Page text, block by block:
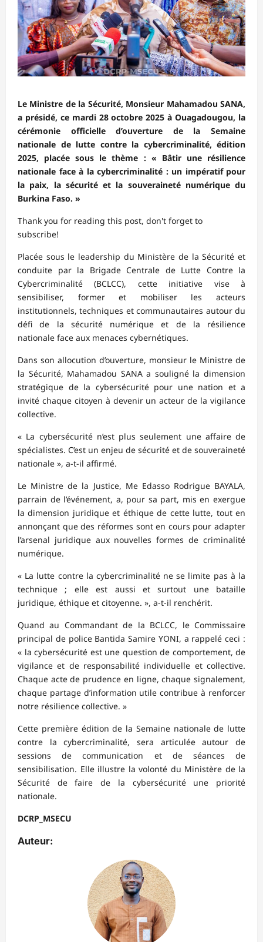
Le Ministre de la Sécurité, Monsieur Mahamadou SANA,
a présidé, ce mardi 28 octobre 2025 à Ouagadougou, la
cérémonie officielle d’ouverture de la Semaine
nationale de lutte contre la cybercriminalité, édition
2025, placée sous le thème : « Bâtir une résilience
nationale face à la cybercriminalité : un impératif pour
la paix, la sécurité et la souveraineté numérique du
Burkina Faso. »
Thank you for reading this post, don't forget to
subscribe!
Placée sous le leadership du Ministère de la Sécurité et
conduite par la Brigade Centrale de Lutte Contre la
Cybercriminalité (BCLCC), cette initiative vise à
sensibiliser, former et mobiliser les acteurs
institutionnels, techniques et communautaires autour du
défi de la sécurité numérique et de la résilience
nationale face aux menaces cybernétiques.
Dans son allocution d’ouverture, monsieur le Ministre de
la Sécurité, Mahamadou SANA a souligné la dimension
stratégique de la cybersécurité pour une nation et a
invité chaque citoyen à devenir un acteur de la vigilance
collective.
« La cybersécurité n’est plus seulement une affaire de
spécialistes. C’est un enjeu de sécurité et de souveraineté
nationale », a-t-il affirmé.
Le Ministre de la Justice, Me Edasso Rodrigue BAYALA,
parrain de l’événement, a, pour sa part, mis en exergue
la dimension juridique et éthique de cette lutte, tout en
annonçant que des réformes sont en cours pour adapter
l’arsenal juridique aux nouvelles formes de criminalité
numérique.
« La lutte contre la cybercriminalité ne se limite pas à la
technique ; elle est aussi et surtout une bataille
juridique, éthique et citoyenne. », a-t-il renchérit.
Quand au Commandant de la BCLCC, le Commissaire
principal de police Bantida Samire YONI, a rappelé ceci :
« la cybersécurité est une question de comportement, de
vigilance et de responsabilité individuelle et collective.
Chaque acte de prudence en ligne, chaque signalement,
chaque partage d’information utile contribue à renforcer
notre résilience collective. »
Cette première édition de la Semaine nationale de lutte
contre la cybercriminalité, sera articulée autour de
sessions de communication et de séances de
sensibilisation. Elle illustre la volonté du Ministère de la
Sécurité de faire de la cybersécurité une priorité
nationale.
DCRP_MSECU
Auteur: